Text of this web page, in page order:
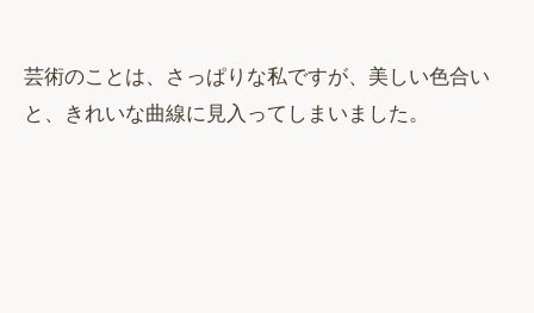
芸術のことは、さっぱりな私ですが、美しい色合い
と、きれいな曲線に見入ってしまいました。